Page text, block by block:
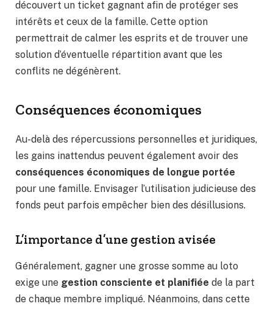
découvert un ticket gagnant afin de protéger ses
intérêts et ceux de la famille. Cette option
permettrait de calmer les esprits et de trouver une
solution d’éventuelle répartition avant que les
conflits ne dégénèrent.
Conséquences économiques
Au-delà des répercussions personnelles et juridiques,
les gains inattendus peuvent également avoir des
conséquences économiques de longue portée
pour une famille. Envisager l’utilisation judicieuse des
fonds peut parfois empêcher bien des désillusions.
L’importance d’une gestion avisée
Généralement, gagner une grosse somme au loto
exige une gestion consciente et planifiée de la part
de chaque membre impliqué. Néanmoins, dans cette